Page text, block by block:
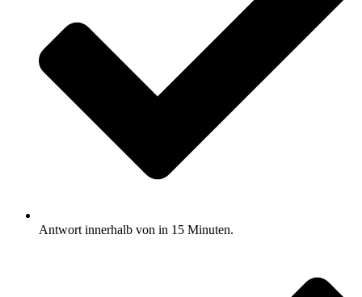
Antwort innerhalb von in 15 Minuten.